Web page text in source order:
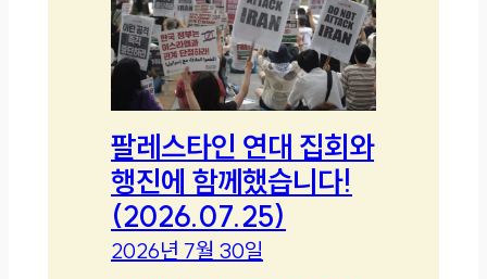
팔레스타인 연대 집회와
행진에 함께했습니다!
(2026.07.25)
2026년 7월 30일